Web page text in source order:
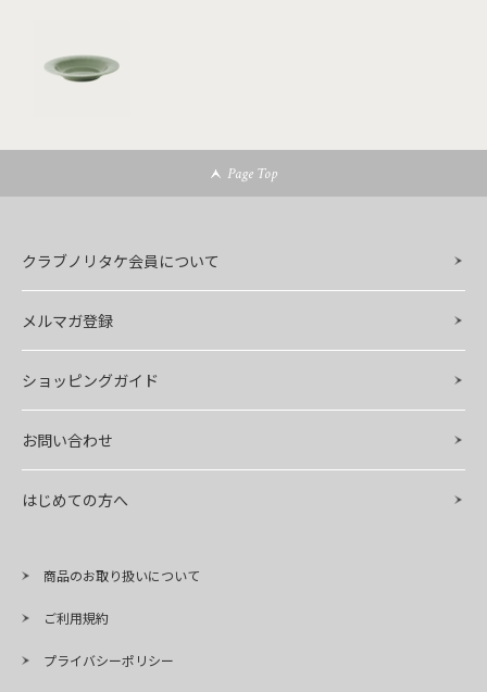
Page Top
クラブノリタケ会員について
メルマガ登録
ショッピングガイド
お問い合わせ
はじめての方へ
商品のお取り扱いについて
ご利用規約
プライバシーポリシー